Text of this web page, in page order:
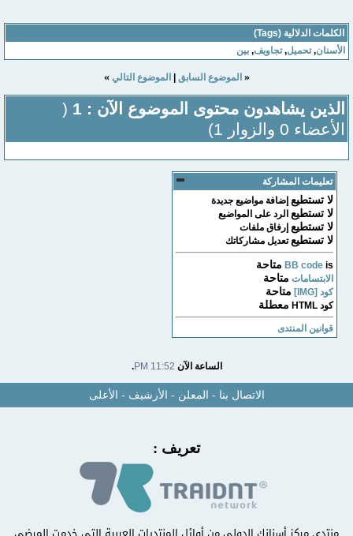
الكلمات الدلالية (Tags)
الأسنان,تحميل ,تجاويف ,بين
« الموضوع السابق|الموضوع التالي »
الذين يشاهدون محتوى الموضوع الآن : 1
(
الأعضاء 0 والزوار 1)
تعليمات المشاركة
لا تستطيعإضافة مواضيع جديدة
لا تستطيعالرد على المواضيع
لا تستطيعإرفاق ملفات
لا تستطيعتعديل مشاركاتك
BB codeis متاحة
الابتسامات متاحة
كود [IMG] متاحة
كود HTML معطلة
قوانين المنتدى
الساعة الآن11:52 PM
.
الاتصال بنا-المعلن-الأرشيف -الأعلى
تعريف :